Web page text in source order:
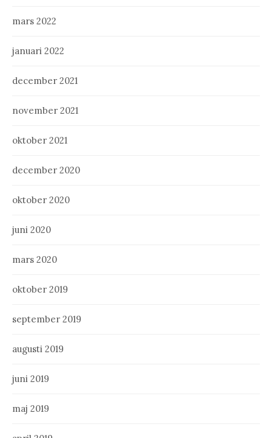
mars 2022
januari 2022
december 2021
november 2021
oktober 2021
december 2020
oktober 2020
juni 2020
mars 2020
oktober 2019
september 2019
augusti 2019
juni 2019
maj 2019